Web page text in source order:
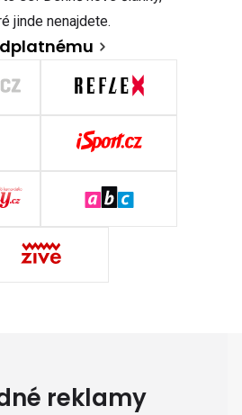
jinde nenajdete.
reklamy